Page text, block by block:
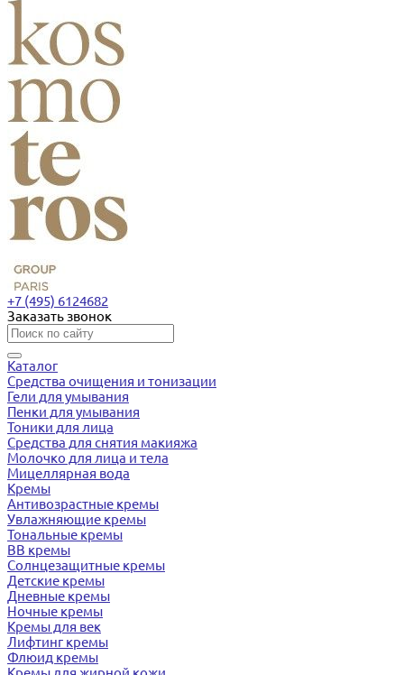
+7 (495) 6124682
Заказать звонок
Каталог
Средства очищения и тонизации
Гели для умывания
Пенки для умывания
Тоники для лица
Средства для снятия макияжа
Молочко для лица и тела
Мицеллярная вода
Кремы
Антивозрастные кремы
Увлажняющие кремы
Тональные кремы
BB кремы
Солнцезащитные кремы
Детские кремы
Дневные кремы
Ночные кремы
Кремы для век
Лифтинг кремы
Флюид кремы